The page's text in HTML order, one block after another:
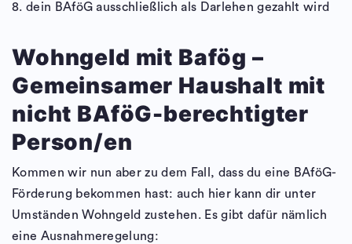
8. dein BAföG ausschließlich als Darlehen gezahlt wird
Wohngeld mit Bafög –
Gemeinsamer Haushalt mit
nicht BAföG-berechtigter
Person/en
Kommen wir nun aber zu dem Fall, dass du eine BAföG-
Förderung bekommen hast: auch hier kann dir unter
Umständen Wohngeld zustehen. Es gibt dafür nämlich
eine Ausnahmeregelung: